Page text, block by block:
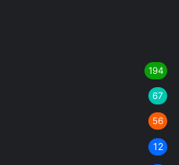
194
67
56
12